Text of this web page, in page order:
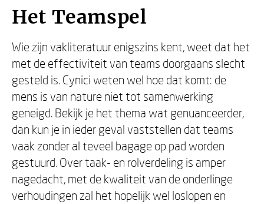
Het Teamspel
Wie zijn vakliteratuur enigszins kent, weet dat het
met de effectiviteit van teams doorgaans slecht
gesteld is. Cynici weten wel hoe dat komt: de
mens is van nature niet tot samenwerking
geneigd. Bekijk je het thema wat genuanceerder,
dan kun je in ieder geval vaststellen dat teams
vaak zonder al teveel bagage op pad worden
gestuurd. Over taak- en rolverdeling is amper
nagedacht, met de kwaliteit van de onderlinge
verhoudingen zal het hopelijk wel loslopen en